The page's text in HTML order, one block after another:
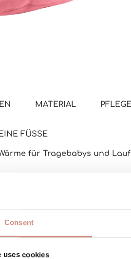
Consent
uses cookies
MATERIAL
FÜSSE
für Tragebabys und
und können sowohl
, lassen